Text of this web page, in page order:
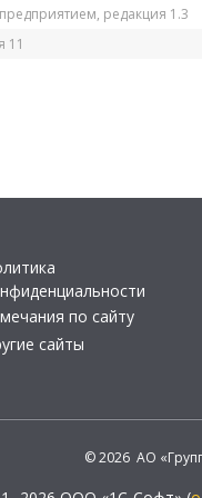
редакция 1.3
11
по сайту
сайты
© 2026 АО